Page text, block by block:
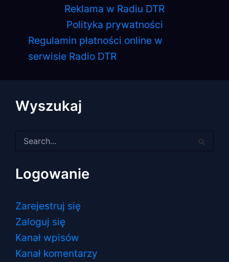
Reklama w Radiu DTR
Polityka prywatności
Regulamin płatności online w
serwisie Radio DTR
Wyszukaj
dla:
Logowanie
Zarejestruj się
Zaloguj się
Kanał wpisów
Kanał komentarzy